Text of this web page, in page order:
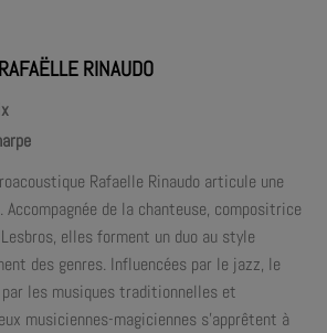
RINAUDO
Rafaelle Rinaudo articule une
de la chanteuse, compositrice
elles forment un duo au style
des genres. Influencées par le jazz, le
les musiques traditionnelles et
musiciennes-magiciennes s’apprêtent à